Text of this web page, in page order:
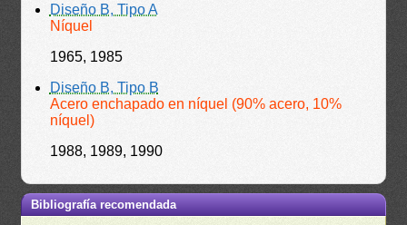
Diseño B, Tipo A
Níquel
1965, 1985
Diseño B, Tipo B
Acero enchapado en níquel (90% acero, 10%
níquel)
1988, 1989, 1990
Bibliografía recomendada